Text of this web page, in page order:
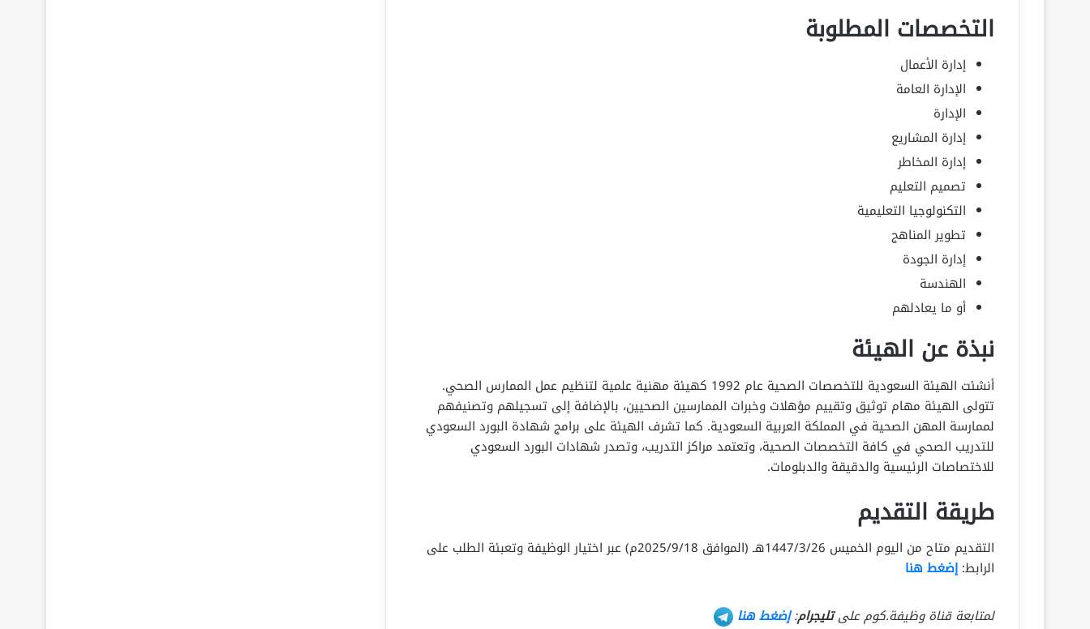
التخصصات المطلوبة
إدارة الأعمال
الإدارة العامة
الإدارة
إدارة المشاريع
إدارة المخاطر
تصميم التعليم
التكنولوجيا التعليمية
تطوير المناهج
إدارة الجودة
الهندسة
أو ما يعادلهم
نبذة عن الهيئة
أنشئت الهيئة السعودية للتخصصات الصحية عام 1992 كهيئة مهنية علمية لتنظيم عمل الممارس الصحي.
تتولى الهيئة مهام توثيق وتقييم مؤهلات وخبرات الممارسين الصحيين، بالإضافة إلى تسجيلهم وتصنيفهم
لممارسة المهن الصحية في المملكة العربية السعودية. كما تشرف الهيئة على برامج شهادة البورد السعودي
للتدريب الصحي في كافة التخصصات الصحية، وتعتمد مراكز التدريب، وتصدر شهادات البورد السعودي
للاختصاصات الرئيسية والدقيقة والدبلومات.
طريقة التقديم
التقديم متاح من اليوم الخميس 1447/3/26هـ (الموافق 2025/9/18م) عبر اختيار الوظيفة وتعبئة الطلب على
الرابط: إضغط هنا
لمتابعة قناة وظيفة.كوم علىتليجرام:إضغط هنا